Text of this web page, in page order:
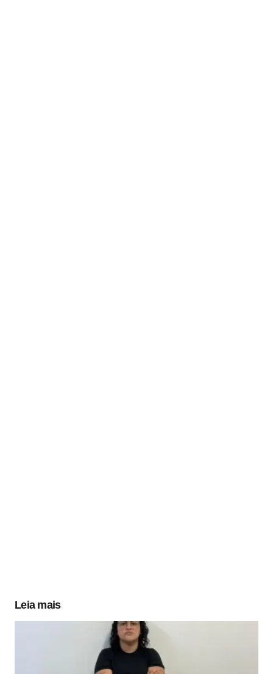
Leia mais